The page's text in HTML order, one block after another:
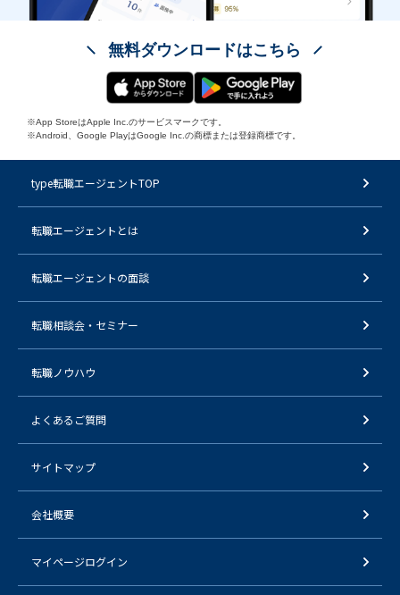
無料ダウンロードはこちら
※App StoreはApple Inc.のサービスマークです。
※Android、Google PlayはGoogle Inc.の商標または登録商標です。
type転職エージェントTOP
転職エージェントとは
転職エージェントの面談
転職相談会・セミナー
転職ノウハウ
よくあるご質問
サイトマップ
会社概要
マイページログイン